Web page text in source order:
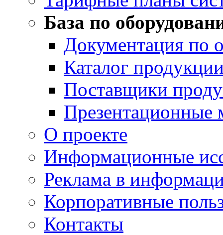
База по
Документация по
Каталог
Поставщики
Презентационные
О проекте
Информационные
Реклама в
Корпоративные
Контакты